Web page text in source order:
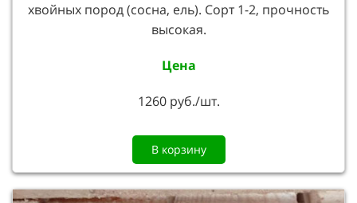
хвойных пород (сосна, ель). Сорт 1-2, прочность
высокая.
Цена
1260 руб./шт.
В корзину